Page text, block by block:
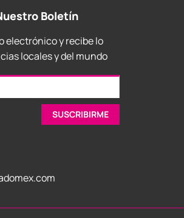
Boletín
electrónico y recibe lo
locales y del mundo